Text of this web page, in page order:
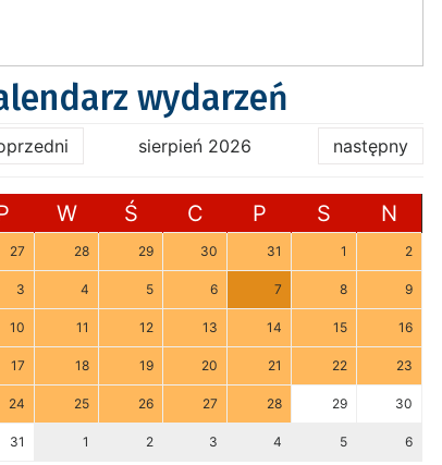
wydarzeń
sierpień 2026 następny
W Ś C P S N
27 28 29 30 31 1 2
3 4 5 6 7 8 9
10 11 12 13 14 15 16
17 18 19 20 21 22 23
24 25 26 27 28 29 30
31 1 2 3 4 5 6